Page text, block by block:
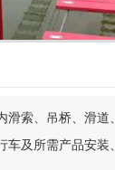
索、吊桥、滑道
车及所需产品安装